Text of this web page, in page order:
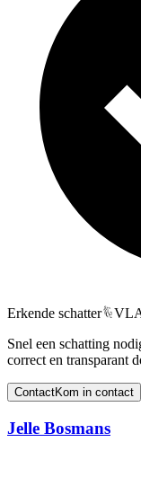
Erkende schatter
Snel een schatting
correct en transparant
ContactKom in contact
Jelle Bosmans